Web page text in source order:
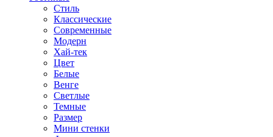
Стиль
Классические
Современные
Модерн
Хай-тек
Цвет
Белые
Венге
Светлые
Темные
Размер
Мини стенки